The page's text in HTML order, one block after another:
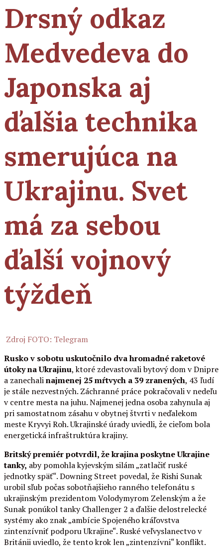
Drsný odkaz
Medvedeva do
Japonska aj
ďalšia technika
smerujúca na
Ukrajinu. Svet
má za sebou
ďalší vojnový
týždeň
Zdroj FOTO: Telegram
Rusko v sobotu uskutočnilo dva hromadné raketové
útoky na Ukrajinu, ktoré zdevastovali bytový dom v Dnipre
a zanechalinajmenej 25 mŕtvych a 39 zranených, 43 ľudí
je stále nezvestných. Záchranné práce pokračovali v nedeľu
v centre mesta na juhu. Najmenej jedna osoba zahynula aj
pri samostatnom zásahu v obytnej štvrti v neďalekom
meste Kryvyi Roh. Ukrajinské úrady uviedli, že cieľom bola
energetická infraštruktúra krajiny.
Britský premiér potvrdil, že krajina poskytne Ukrajine
tanky, aby pomohla kyjevským silám „zatlačiť ruské
jednotky späť“. Downing Street povedal, že Rishi Sunak
urobil sľub počas sobotňajšieho ranného telefonátu s
ukrajinským prezidentom Volodymyrom Zelenským a že
Sunak ponúkol tanky Challenger 2 a ďalšie delostrelecké
systémy ako znak „ambície Spojeného kráľovstva
zintenzívniť podporu Ukrajine“. Ruské veľvyslanectvo v
Británii uviedlo, že tento krok len „zintenzívni“ konflikt.